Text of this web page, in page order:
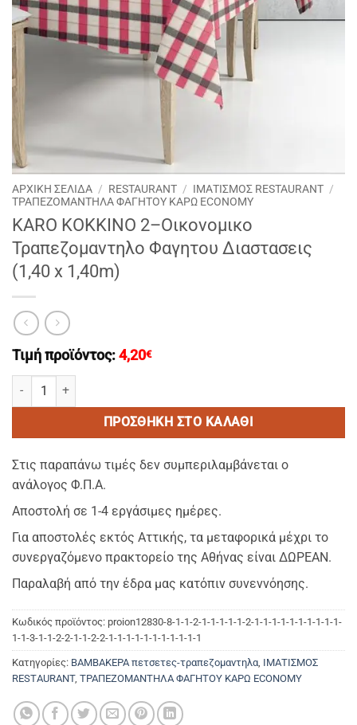
ΑΡΧΙΚΉ ΣΕΛΊΔΑ / RESTAURANT / ΙΜΑΤΙΣΜΟΣ RESTAURANT /
ΤΡΑΠΕΖΟΜΑΝΤΗΛΑ ΦΑΓΗΤΟΥ ΚΑΡΩ ECONOMY
KARO ΚΟΚΚΙΝΟ 2–Οικονομικο
Τραπεζομαντηλο Φαγητου Διαστασεις
(1,40 x 1,40m)
Τιμή προϊόντος: 4,20€
KARO ΚΟΚΚΙΝΟ 2–Οικονομικο Τραπεζομαντηλο Φαγητου
ΠΡΟΣΘΉΚΗ ΣΤΟ ΚΑΛΆΘΙ
Στις παραπάνω τιμές δεν συμπεριλαμβάνεται ο
ανάλογος Φ.Π.Α.
Αποστολή σε 1-4 εργάσιμες ημέρες.
Για αποστολές εκτός Αττικής, τα μεταφορικά μέχρι το
συνεργαζόμενο πρακτορείο της Αθήνας είναι ΔΩΡΕΑΝ.
Παραλαβή από την έδρα μας κατόπιν συνεννόησης.
Κωδικός προϊόντος: proion12830-8-1-1-2-1-1-1-1-1-2-1-1-1-1-1-1-1-1-1-1-
1-1-3-1-1-2-2-1-1-2-2-1-1-1-1-1-1-1-1-1-1-1
Κατηγορίες: ΒΑΜΒΑΚΕΡΑ πετσετες-τραπεζομαντηλα, ΙΜΑΤΙΣΜΟΣ
RESTAURANT, ΤΡΑΠΕΖΟΜΑΝΤΗΛΑ ΦΑΓΗΤΟΥ ΚΑΡΩ ECONOMY